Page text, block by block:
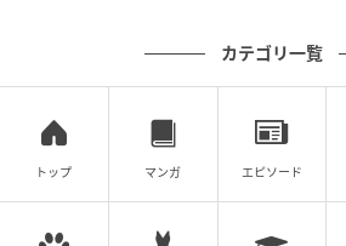
カテゴリ一覧
トップ マンガ エピソード